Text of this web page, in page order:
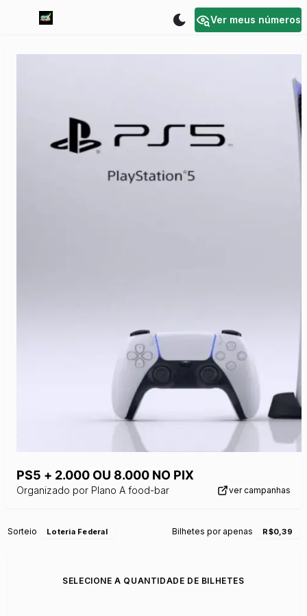
Ver meus números
PS5 + 2.000 OU 8.000 NO PIX
Organizado por Plano A food-bar ver campanhas
Sorteio Loteria Federal Bilhetes por apenas R$0,39
SELECIONE A QUANTIDADE DE BILHETES